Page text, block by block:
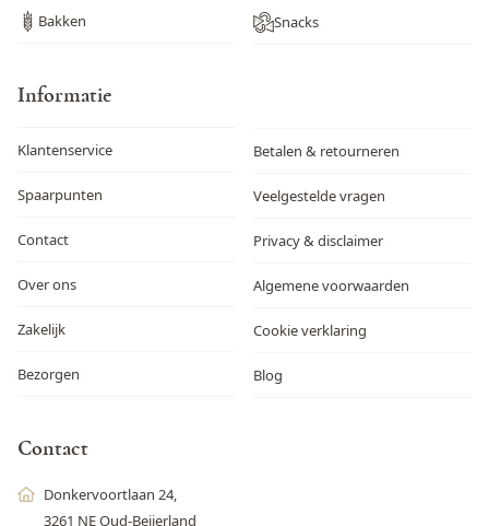
Bakken Snacks
Informatie
Klantenservice
Spaarpunten
Contact
Over ons
Zakelijk
Bezorgen
Betalen & retourneren
Veelgestelde vragen
Privacy & disclaimer
Algemene voorwaarden
Cookie verklaring
Blog
Contact
Donkervoortlaan 24,
3261 NE Oud-Beijerland